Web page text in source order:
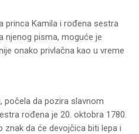
princa Kamila i rođena sestra
njenog pisma, moguće je
onako privlačna kao u vreme
počela da pozira slavnom
rođena je 20. oktobra 1780.
znak da će devojčica biti lepa i